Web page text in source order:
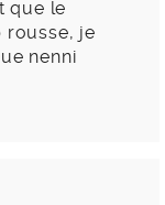
que le
rousse, je
nenni